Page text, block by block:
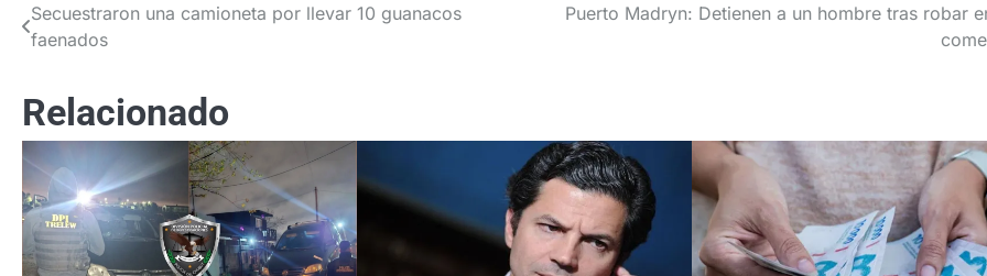
Navegación
entradas
Secuestraron una camioneta por llevar 10 guanacos
faenados
Puerto Madryn: Detienen a un hombre tras robar
Relacionado